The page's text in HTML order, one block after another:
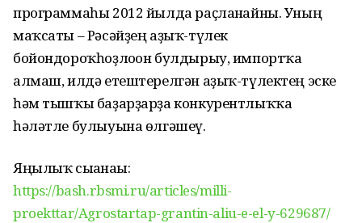
программаһы 2012 йылда раҫланғайны. Уның
маҡсаты – Рәсәйҙең аҙыҡ-түлек
бойондороҡһоҙлоғон булдырыу, импортҡа
алмаш, илдә етештерелгән аҙыҡ-түлектең эске
һәм тышҡы баҙарҙарҙа конкурентлыҡҡа
һәләтле булыуына өлгәшеү.
Яңылыҡ сығанағы:
https://bash.rbsmi.ru/articles/milli-
proekttar/Agrostartap-grantin-aliu-e-el-y-629687/